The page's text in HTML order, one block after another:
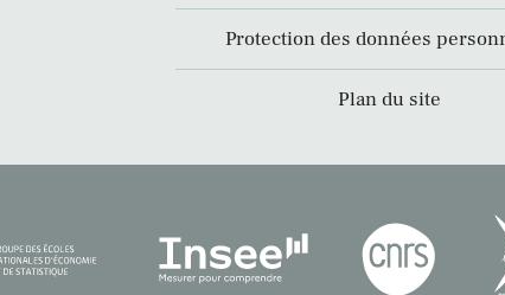
Protection des données
Plan du site